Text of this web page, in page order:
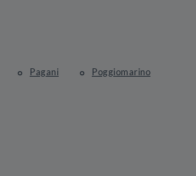
Pagani Poggiomarino